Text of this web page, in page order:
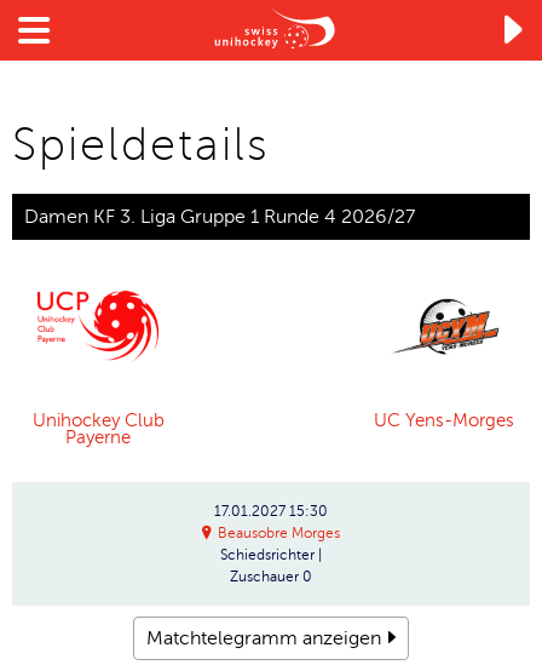

Spieldetails
Damen KF 3. Liga Gruppe 1 Runde 4 2026/27
Unihockey Club
Payerne
UC Yens-Morges
17.01.2027 15:30
Beausobre Morges
Schiedsrichter
Zuschauer 0
Matchtelegramm anzeigen